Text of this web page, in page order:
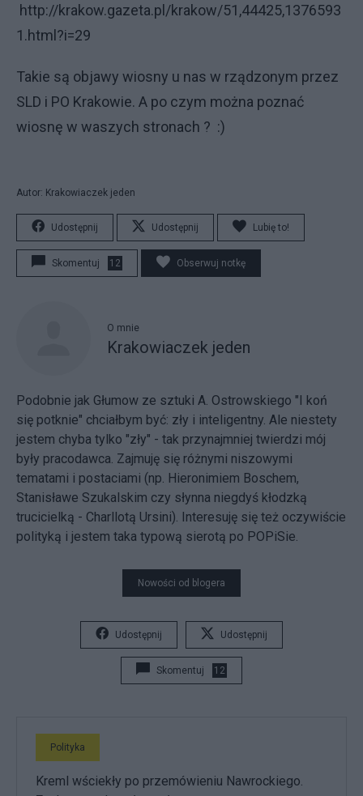
http://krakow.gazeta.pl/krakow/51,44425,1376593
1.html?i=29
Takie są objawy wiosny u nas w rządzonym przez
SLD i PO Krakowie. A po czym można poznać
wiosnę w waszych stronach ? :)
Autor: Krakowiaczek jeden
Udostępnij Udostępnij Lubię to!
Skomentuj 12 Obserwuj notkę
O mnie
Krakowiaczek jeden
Podobnie jak Głumow ze sztuki A. Ostrowskiego "I koń
się potknie" chciałbym być: zły i inteligentny. Ale niestety
jestem chyba tylko "zły" - tak przynajmniej twierdzi mój
były pracodawca. Zajmuję się różnymi niszowymi
tematami i postaciami (np. Hieronimiem Boschem,
Stanisławe Szukalskim czy słynna niegdyś kłodzką
trucicielką - Charllotą Ursini). Interesuję się też oczywiście
polityką i jestem taka typową sierotą po POPiSie.
Nowości od blogera
Udostępnij Udostępnij
Skomentuj 12
Polityka
Kreml wściekły po przemówieniu Nawrockiego.